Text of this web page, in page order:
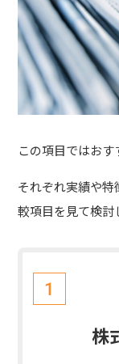
この項目ではおす
それぞれ実績や
較項目を見て検討
1
株